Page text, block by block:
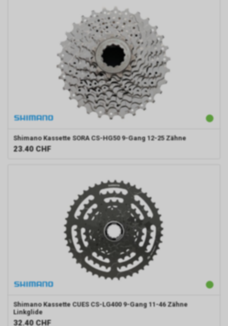
Shimano Kassette SORA CS-HG50 9-Gang 12-25 Zähne
23.40 CHF
Shimano Kassette CUES CS-LG400 9-Gang 11-46 Zähne
Linkglide
32.40 CHF